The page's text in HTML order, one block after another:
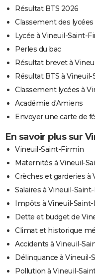
Résultat BTS 2026
Classement des lycées
Lycée à Vineuil-Saint-
Perles du bac
Résultat brevet à
Résultat BTS à
Classement lycées à
Académie d'Amiens
Envoyer une carte de
En savoir plus sur
Vineuil-Saint-Firmin
Maternités à Vineuil-
Crèches et garderies
Salaires à Vineuil-
Impôts à Vineuil-
Dette et budget de
Climat et historique
Accidents à Vineuil-
Délinquance à Vineuil-
Pollution à Vineuil-